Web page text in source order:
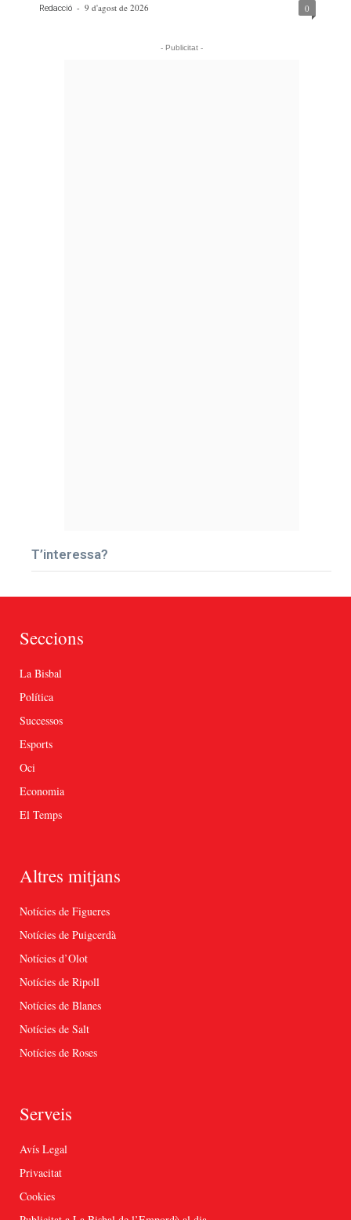
Redacció - 9 d'agost de 2026 0
- Publicitat -
T’interessa?
Seccions
La Bisbal
Política
Successos
Esports
Oci
Economia
El Temps
Altres mitjans
Notícies de Figueres
Notícies de Puigcerdà
Notícies d’Olot
Notícies de Ripoll
Notícies de Blanes
Notícies de Salt
Notícies de Roses
Serveis
Avís Legal
Privacitat
Cookies